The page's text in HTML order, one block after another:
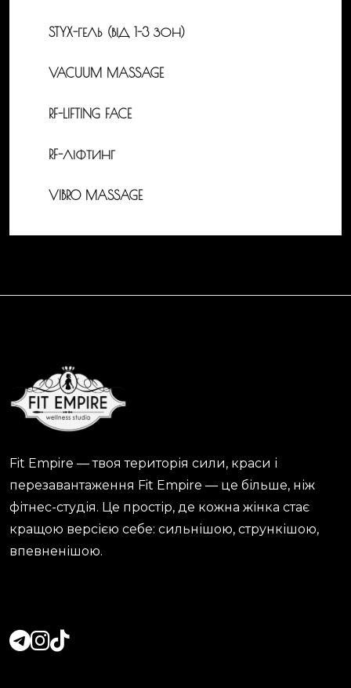
STYX-ГЕЛЬ (ВІД 1-3 ЗОН)
VACUUM MASSAGE
RF-LIFTING FACE
RF-ЛІФТИНГ
VIBRO MASSAGE
Fit Empire — твоя територія сили, краси і
перезавантаження Fit Empire — це більше, ніж
фітнес-студія. Це простір, де кожна жінка стає
кращою версією себе: сильнішою, стрункішою,
впевненішою.